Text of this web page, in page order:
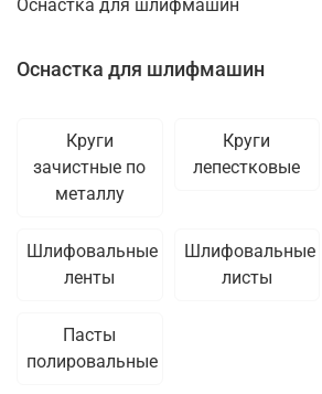
Оснастка для шлифмашин
Оснастка для шлифмашин
Круги
зачистные по
металлу
Круги
лепестковые
Шлифовальные
ленты
Шлифовальные
листы
Пасты
полировальные